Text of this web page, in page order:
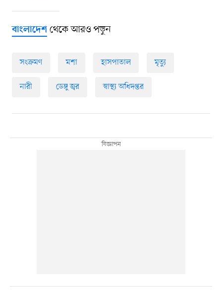
বাংলাদেশথেকে আরও পড়ুন
সংক্রমণ মশা হাসপাতাল মৃত্যু
নারী ডেঙ্গু জ্বর স্বাস্থ্য অধিদপ্তর